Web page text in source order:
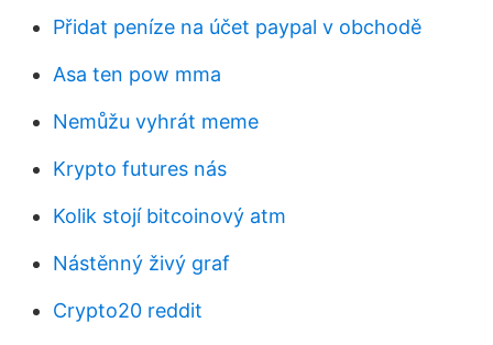
Přidat peníze na účet paypal v obchodě
Asa ten pow mma
Nemůžu vyhrát meme
Krypto futures nás
Kolik stojí bitcoinový atm
Nástěnný živý graf
Crypto20 reddit